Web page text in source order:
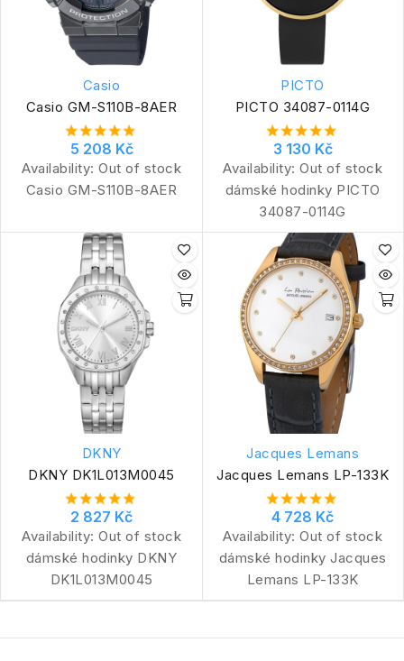
Casio
Casio GM-S110B-8AER
5 208 Kč
Availability: Out of stock
Casio GM-S110B-8AER
PICTO
PICTO 34087-0114G
3 130 Kč
Availability: Out of stock
dámské hodinky PICTO
34087-0114G
DKNY
DKNY DK1L013M0045
2 827 Kč
Availability: Out of stock
dámské hodinky DKNY
DK1L013M0045
Jacques Lemans
Jacques Lemans LP-133K
4 728 Kč
Availability: Out of stock
dámské hodinky Jacques
Lemans LP-133K